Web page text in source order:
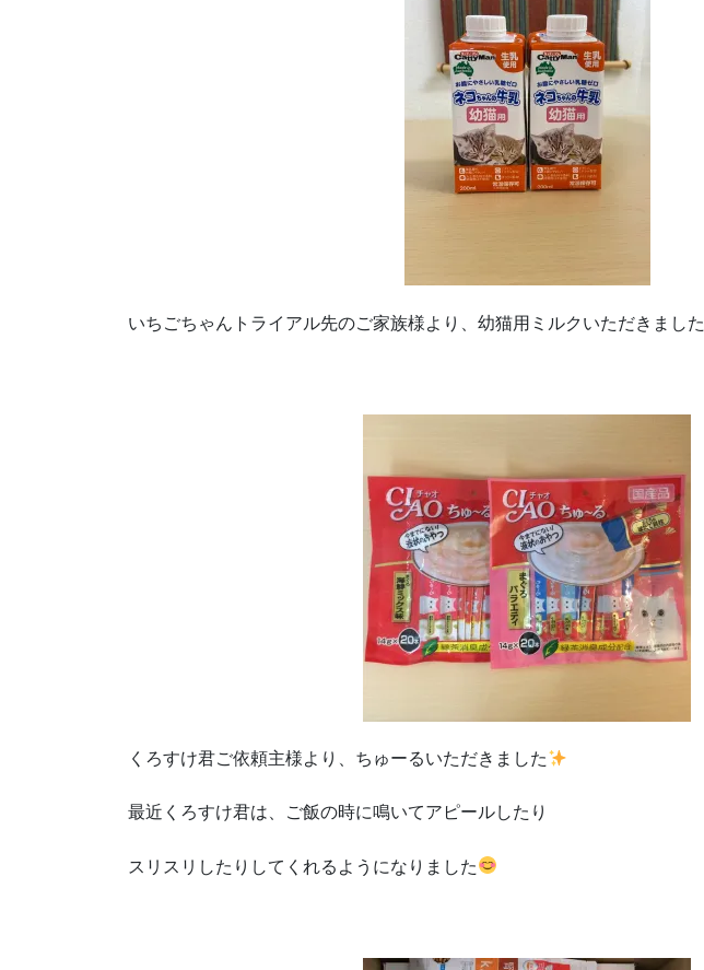
いちごちゃんトライアル先のご家族様より、幼猫用ミルクいただきました
くろすけ君ご依頼主様より、ちゅーるいただきました
最近くろすけ君は、ご飯の時に鳴いてアピールしたり
スリスリしたりしてくれるようになりました